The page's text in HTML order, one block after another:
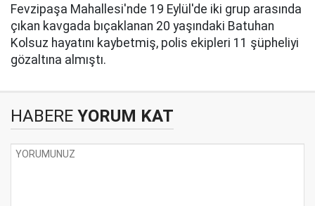
Fevzipaşa Mahallesi'nde 19 Eylül'de iki grup arasında
çıkan kavgada bıçaklanan 20 yaşındaki Batuhan
Kolsuz hayatını kaybetmiş, polis ekipleri 11 şüpheliyi
gözaltına almıştı.
HABERE YORUM KAT